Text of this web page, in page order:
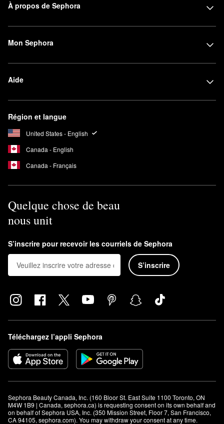
À propos de Sephora
Mon Sephora
Aide
Région et langue
United States - English
Canada - English
Canada - Français
Quelque chose de beau
nous unit
S’inscrire pour recevoir les courriels de Sephora
S’inscrire
Téléchargez l’appli Sephora
Sephora Beauty Canada, Inc. (160 Bloor St. East Suite 1100 Toronto, ON
M4W 1B9 | Canada, sephora.ca) is requesting consent on its own behalf and
on behalf of Sephora USA, Inc. (350 Mission Street, Floor 7, San Francisco,
CA 94105, sephora.com). You may withdraw your consent at any time.